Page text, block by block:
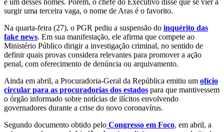
é um desses nomes. Porém, o chefe do Executivo disse que se vier a
surgir uma terceira vaga, o nome de Aras é o favorito.
Na quarta-feira (27), o PGR pediu a suspensão do inquérito das
fake news. Em sua manifestação, ele afirma que compete ao
Ministério Público dirigir a investigação criminal, no sentido de
definir quais provas considera relevantes para promover a ação
penal, com oferecimento de denúncia ou arquivamento.
Ainda em abril, a Procuradoria-Geral da República emitiu um ofício
circular para as procuradorias dos estados para que mantivessem
o órgão informado sobre notícias de ilícitos envolvendo
governadores durante a crise do novo coronavírus.
Segundo documento obtido pelo Congresso em Foco, em abril, a